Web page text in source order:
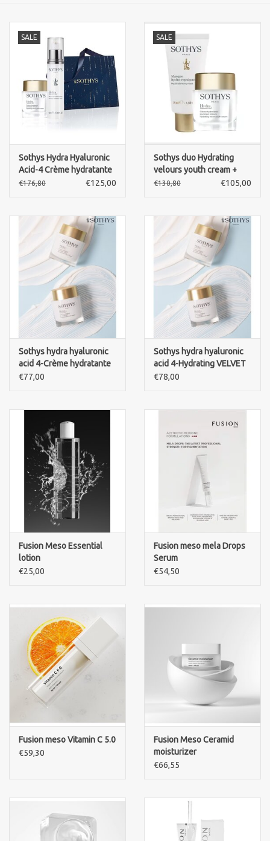
Blog
SALE
Sothys Hydra Hyaluronic
Acid-4 Crème hydratante
jeunesse Velours -
Intensif hydratant
€176,80 €125,00
SALE
Sothys duo Hydrating
velours youth cream +
Hydra Plumping mask
€130,80 €105,00
Sothys hydra hyaluronic
acid 4-Crème hydratante
jeunesse satin-Hydrating
€77,00
Sothys hydra hyaluronic
acid 4-Hydrating VELVET
youth cream
€78,00
Fusion Meso Essential
lotion
€25,00
Fusion meso mela Drops
Serum
€54,50
Fusion meso Vitamin C 5.0
€59,30
Fusion Meso Ceramid
moisturizer
€66,55